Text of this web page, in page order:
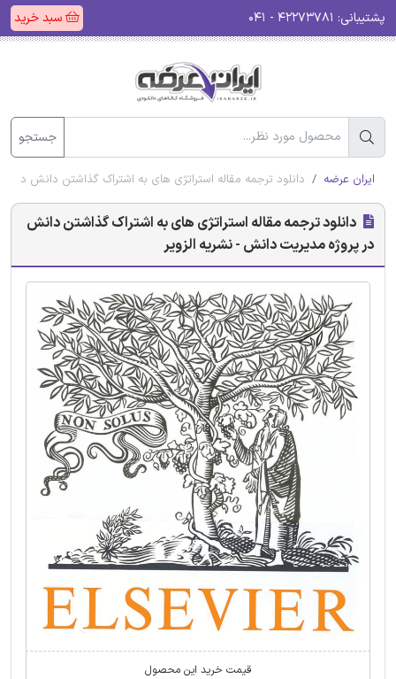
پشتیبانی: سبد خرید
جستجو
ایران عرضه دانلود ترجمه مقاله استراتژی های به اشتراک گذاشتن دانش در
دانلود ترجمه مقاله استراتژی های به اشتراک گذاشتن دانش
در پروژه مدیریت دانش - نشریه الزویر
قیمت خرید این محصول